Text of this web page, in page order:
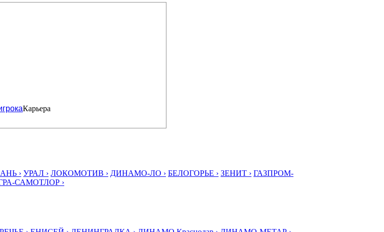
Карьера
› УРАЛ › ЛОКОМОТИВ › ДИНАМО-ЛО › БЕЛОГОРЬЕ › ЗЕНИТ › ГАЗПРОМ-
САМОТЛОР ›